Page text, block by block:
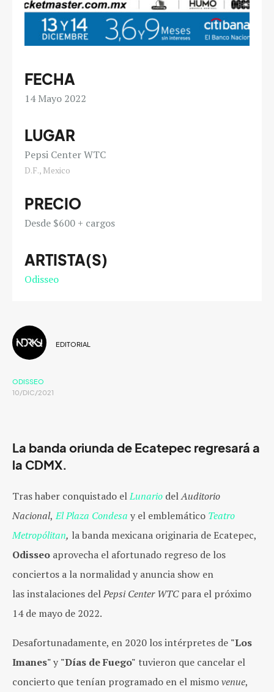
FECHA
14Mayo 2022
LUGAR
Pepsi Center WTC
D.F., Mexico
PRECIO
Desde $600 + cargos
ARTISTA(S)
Odisseo
EDITORIAL
ODISSEO
10/DIC/2021
La banda oriunda de Ecatepec regresará a
la CDMX.
Tras haber conquistado elLunario delAuditorio
Nacional, El Plaza Condesa y el emblemático Teatro
Metropólitan, la banda mexicana originaria de Ecatepec,
Odisseo aprovecha el afortunado regreso de los
conciertos a la normalidad y anuncia show en
las instalaciones delPepsi Center WTCpara el próximo
14 de mayo de 2022.
Desafortunadamente, en 2020 los intérpretes de "Los
Imanes"y "Días de Fuego" tuvieron que cancelar el
concierto que tenían programado en el mismovenue,